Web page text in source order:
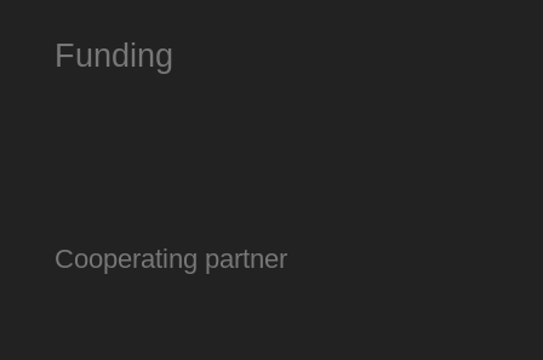
Funding
Cooperating partner